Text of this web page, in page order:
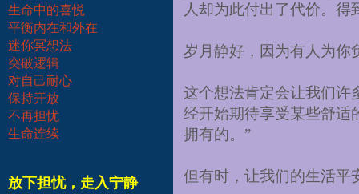
生命中的喜悦
平衡内在和外在
迷你冥想法
突破逻辑
对自己耐心
保持开放
不再担忧
生命连续
放下担忧，走入宁静
人却为此付出了代价。
岁月静好，因为有人为你
这个想法肯定会让我们许
经开始期待享受某些舒适
拥有的。”
但有时，让我们的生活平